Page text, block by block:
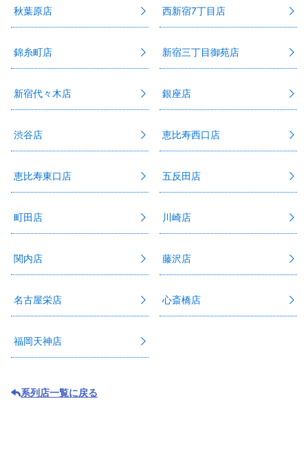
秋葉原店 西新宿7丁目店
錦糸町店 新宿三丁目御苑店
新宿代々木店 銀座店
渋谷店 恵比寿西口店
恵比寿東口店 五反田店
町田店 川崎店
関内店 藤沢店
名古屋栄店 心斎橋店
福岡天神店
系列店一覧に戻る